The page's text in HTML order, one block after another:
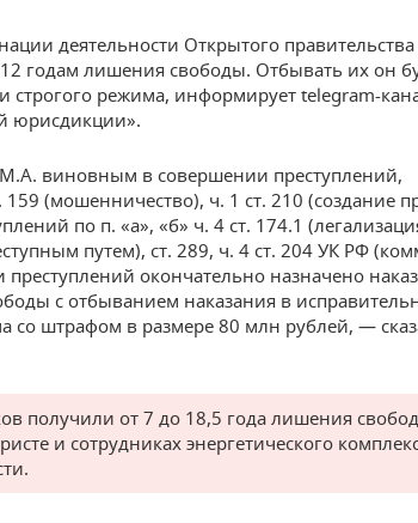
деятельности Открытого
годам лишения свободы. Отбывать их он
строгого режима, информирует telegram-
юрисдикции».
виновным в совершении преступлений,
(мошенничество), ч. 1 ст. 210 (создание
по п. «а», «б» ч. 4 ст. 174.1
путем), ст. 289, ч. 4 ст. 204 УК РФ
преступлений окончательно назначено
с отбыванием наказания в
со штрафом в размере 80 млн рублей, —
получили от 7 до 18,5 года лишения
и сотрудниках энергетического